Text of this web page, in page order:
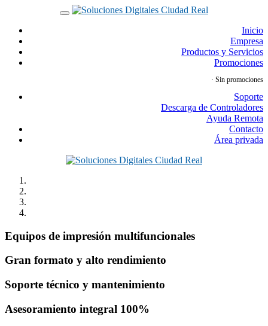
Inicio
Empresa
Productos y Servicios
Promociones
· Sin promociones
Soporte
Descarga de Controladores
Ayuda Remota
Contacto
Área privada
Equipos de impresión multifuncionales
Gran formato y alto rendimiento
Soporte técnico y mantenimiento
Asesoramiento integral 100%